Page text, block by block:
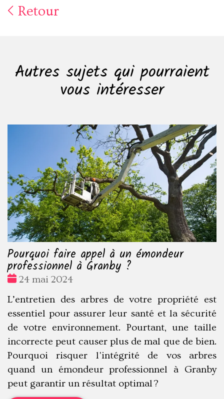
Retour
Autres sujets qui pourraient
vous intéresser
Pourquoi faire appel à un émondeur
professionnel à Granby ?
Date
24 mai 2024
L’entretien des arbres de votre propriété est
essentiel pour assurer leur santé et la sécurité
de votre environnement. Pourtant, une taille
incorrecte peut causer plus de mal que de bien.
Pourquoi risquer l'intégrité de vos arbres
quand un émondeur professionnel à Granby
peut garantir un résultat optimal ?